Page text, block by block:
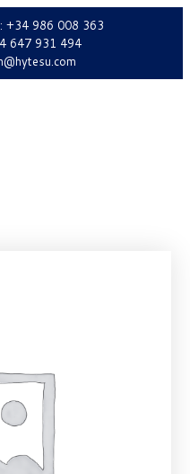
: +34 986 008 363
647 931 494